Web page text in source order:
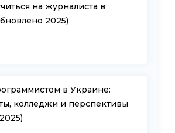
на журналиста в
2025)
в Украине:
колледжи и перспективы